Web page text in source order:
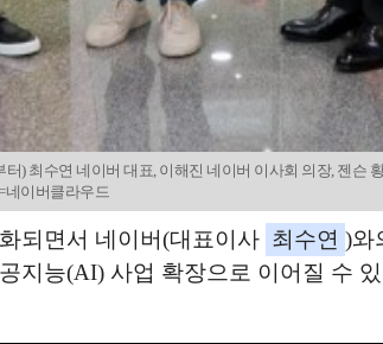
최수연 네이버 대표, 이해진 네이버 이사회 의장, 젠슨
네이버클라우드
되면서 네이버(대표이사 최수연 )와
지능(AI) 사업 확장으로 이어질 수